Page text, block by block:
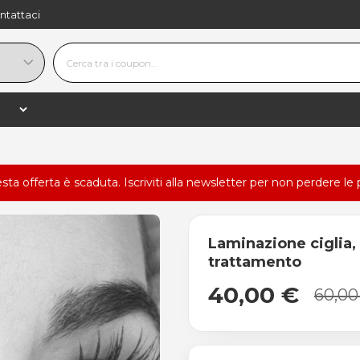
offerta è scaduta. Iscriviti alla newsletter per non perdere le
Laminazione
trattamento
40,00 €